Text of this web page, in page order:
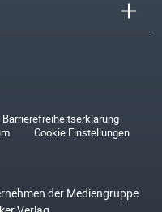
Barrierefreiheitserklärung
Cookie Einstellungen
der Mediengruppe